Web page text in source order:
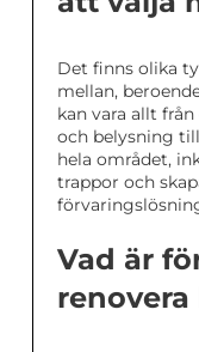
Det finns olika
mellan,
kan vara allt
och belysning
hela området,
trappor och
Vad är
renovera